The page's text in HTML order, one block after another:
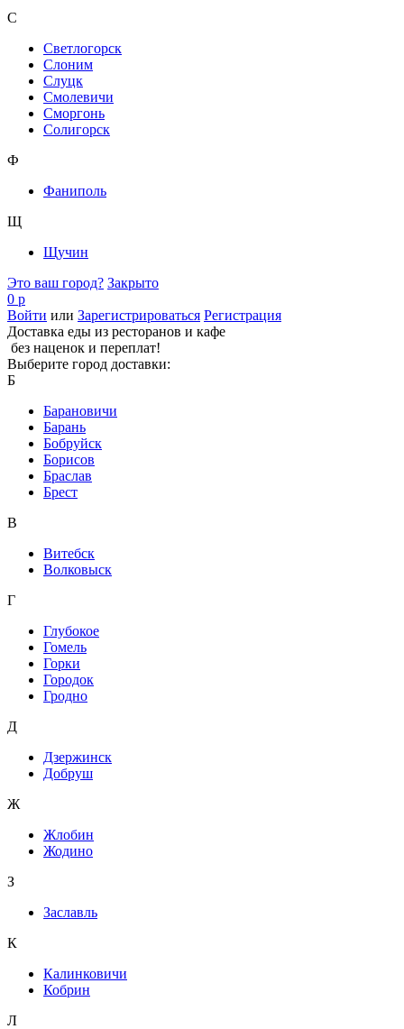
С
Светлогорск
Слоним
Слуцк
Смолевичи
Сморгонь
Солигорск
Ф
Фаниполь
Щ
Щучин
Это ваш город? Закрыто
0 р
Войти или Зарегистрироваться Регистрация
Доставка еды из ресторанов и кафе
без наценок и переплат!
Выберите город доставки:
Б
Барановичи
Барань
Бобруйск
Борисов
Браслав
Брест
В
Витебск
Волковыск
Г
Глубокое
Гомель
Горки
Городок
Гродно
Д
Дзержинск
Добруш
Ж
Жлобин
Жодино
З
Заславль
К
Калинковичи
Кобрин
Л